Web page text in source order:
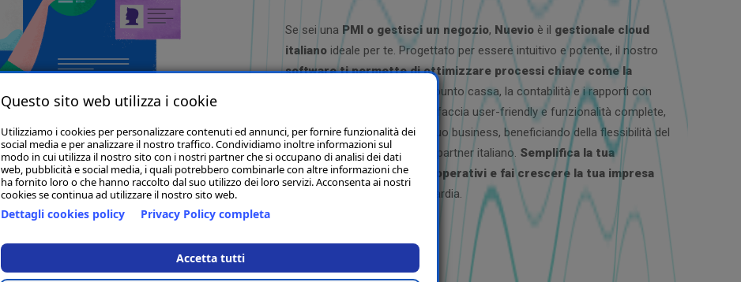
Se sei una PMI o gestisci un negozio, Nuevio è il gestionale cloud
italiano ideale per te. Progettato per essere intuitivo e potente, il nostro
software ti permette di ottimizzare processi chiave come la
, il punto cassa, la contabilità e i rapporti con
clienti e fornitori. Con un'interfaccia user-friendly e funzionalità complete,
avrai sempre il controllo del tuo business, beneficiando della flessibilità del
cloud e della tranquillità di un partner italiano. Semplifica la tua
quotidianità, riduci i costi operativi e fai crescere la tua impresa
con una soluzione all'avanguardia.
Questo sito web utilizza i cookie
Utilizziamo i cookies per personalizzare contenuti ed annunci, per fornire funzionalità dei
social media e per analizzare il nostro traffico. Condividiamo inoltre informazioni sul
modo in cui utilizza il nostro sito con i nostri partner che si occupano di analisi dei dati
web, pubblicità e social media, i quali potrebbero combinarle con altre informazioni che
ha fornito loro o che hanno raccolto dal suo utilizzo dei loro servizi. Acconsenta ai nostri
cookies se continua ad utilizzare il nostro sito web.
Dettagli cookies policy Privacy Policy completa
Accetta tutti